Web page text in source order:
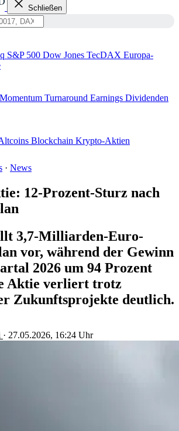
Schließen
S&P 500 Dow Jones TecDAX Europa-
Turnaround Earnings Dividenden
Blockchain Krypto-Aktien
· News
12-Prozent-Sturz nach
3,7-Milliarden-Euro-
vor, während der Gewinn
2026 um 94 Prozent
Aktie verliert trotz
Zukunftsprojekte deutlich.
· 27.05.2026, 16:24 Uhr